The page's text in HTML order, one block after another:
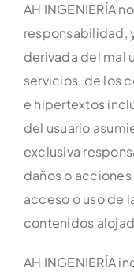
AH INGENIERÍA
responsabilidad,
derivada del mal
servicios, de los
e hipertextos
del usuario
exclusiva
daños o
acceso o uso de
contenidos
AH INGENIERÍA